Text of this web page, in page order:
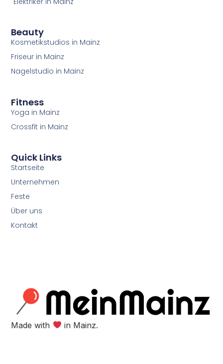
Made with in Mainz.​
Beauty
Kosmetikstudios in Mainz
Friseur in Mainz
Nagelstudio in Mainz
Fitness
Yoga in Mainz
Crossfit in Mainz
Quick Links
Startseite
Unternehmen
Feste
Über uns
Kontakt